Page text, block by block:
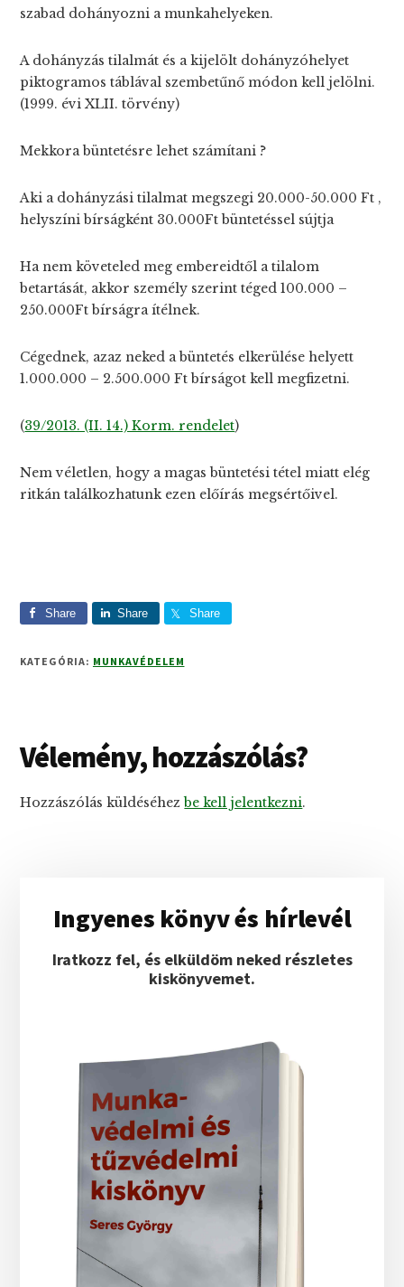
szabad dohányozni a munkahelyeken.
A dohányzás tilalmát és a kijelölt dohányzóhelyet
piktogramos táblával szembetűnő módon kell jelölni.
(1999. évi XLII. törvény)
Mekkora büntetésre lehet számítani ?
Aki a dohányzási tilalmat megszegi 20.000-50.000 Ft ,
helyszíni bírságként 30.000Ft büntetéssel sújtja
Ha nem követeled meg embereidtől a tilalom
betartását, akkor személy szerint téged 100.000 –
250.000Ft bírságra ítélnek.
Cégednek, azaz neked a büntetés elkerülése helyett
1.000.000 – 2.500.000 Ft bírságot kell megfizetni.
(39/2013. (II. 14.) Korm. rendelet)
Nem véletlen, hogy a magas büntetési tétel miatt elég
ritkán találkozhatunk ezen előírás megsértőivel.
Share Share Share
KATEGÓRIA: MUNKAVÉDELEM
Reader
Interactions
Vélemény, hozzászólás?
Hozzászólás küldéséhezbe kell jelentkezni.
oldalsáv
Ingyenes könyv és hírlevél
Iratkozz fel, és elküldöm neked részletes
kiskönyvemet.